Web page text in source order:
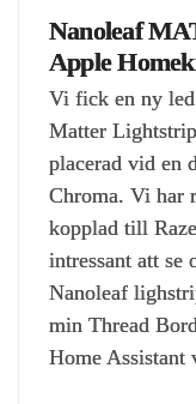
Nanoleaf
Apple
Vi fick en ny
Matter
placerad vid en
Chroma. Vi har
kopplad till
intressant att se
Nanoleaf
min Thread
Home Assistant